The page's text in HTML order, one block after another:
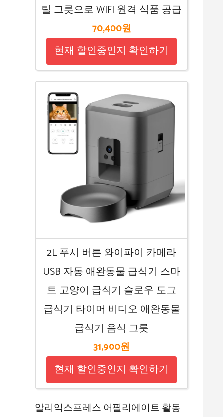
틸 그릇으로 WIFI 원격 식품 공급
70,400원
현재 할인중인지 확인하기
2L 푸시 버튼 와이파이 카메라
USB 자동 애완동물 급식기 스마
트 고양이 급식기 슬로우 도그
급식기 타이머 비디오 애완동물
급식기 음식 그릇
31,900원
현재 할인중인지 확인하기
알리익스프레스 어필리에이트 활동